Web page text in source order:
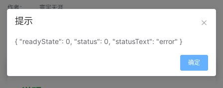
作者： 寰宇天涯
来源：
属性： 地图属性： 地图类型-地形地势图
提示
{ "readyState": 0, "status": 0, "statusText": "error" }
确定